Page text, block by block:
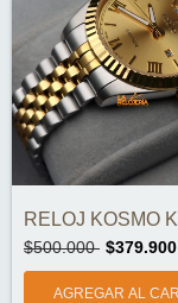
$500.000 $379.900